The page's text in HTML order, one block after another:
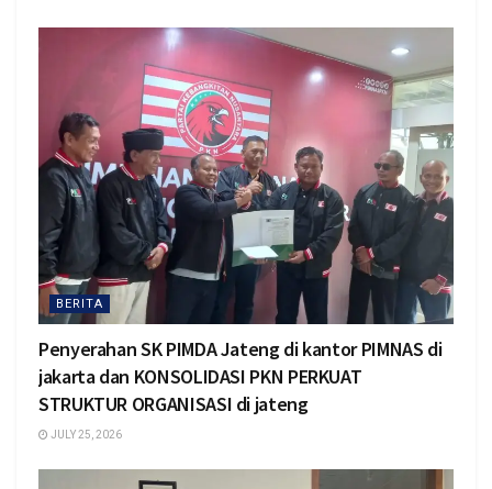
BERITA
Penyerahan SK PIMDA Jateng di kantor PIMNAS di
jakarta dan KONSOLIDASI PKN PERKUAT
STRUKTUR ORGANISASI di jateng
JULY 25, 2026